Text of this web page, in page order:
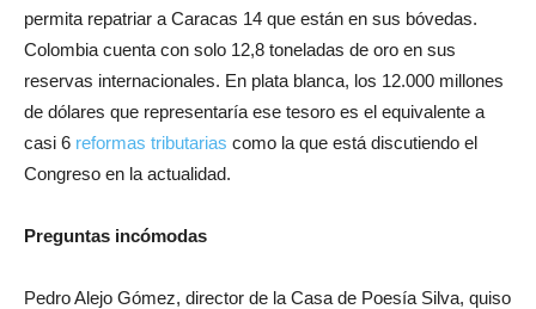
permita repatriar a Caracas 14 que están en sus bóvedas.
Colombia cuenta con solo 12,8 toneladas de oro en sus
reservas internacionales. En plata blanca, los 12.000 millones
de dólares que representaría ese tesoro es el equivalente a
casi 6 reformas tributarias como la que está discutiendo el
Congreso en la actualidad.
Preguntas incómodas
Pedro Alejo Gómez, director de la Casa de Poesía Silva, quiso